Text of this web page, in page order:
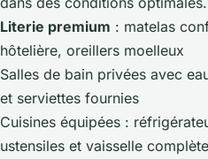
Literie premium : matelas
hôtelière, oreillers moelleux
Salles de bain privées avec
et serviettes fournies
Cuisines équipées :
ustensiles et vaisselle complète